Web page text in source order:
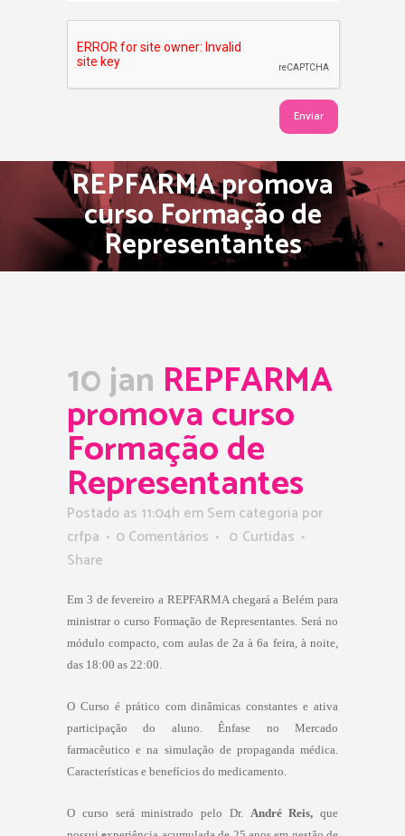
REPFARMA promova
curso Formação de
Representantes
10 jan REPFARMA
promova curso
Formação de
Representantes
Postado as 11:04h em Sem categoria por
crfpa
0 Comentários 0 Curtidas
Share
Em 3 de fevereiro a REPFARMA chegará a Belém para
ministrar o curso Formação de Representantes. Será no
módulo compacto, com aulas de 2a à 6a feira, à noite,
das 18:00 as 22:00.
O Curso é prático com dinâmicas constantes e ativa
participação do aluno. Ênfase no Mercado
farmacêutico e na simulação de propaganda médica.
Características e benefícios do medicamento.
O curso será ministrado pelo Dr. André Reis, que